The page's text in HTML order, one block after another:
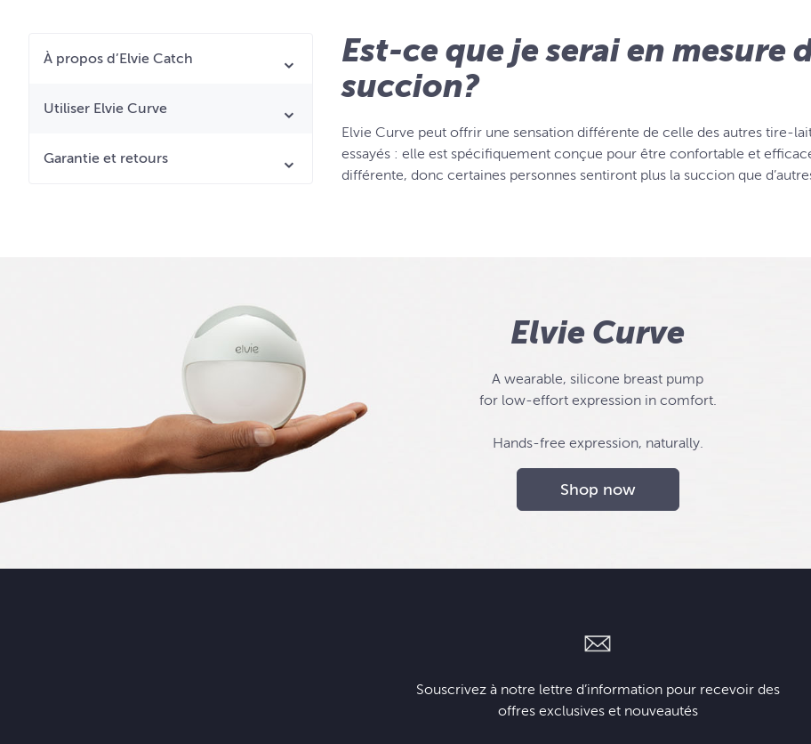
À propos d’Elvie Catch
Utiliser Elvie Curve
Garantie et retours
Est-ce que je serai en mesure
succion?
Elvie Curve peut offrir une sensation différente de celle des autres tire-
essayés : elle est spécifiquement conçue pour être confortable et
différente, donc certaines personnes sentiront plus la succion que
Elvie Curve
A wearable, silicone breast pump
for low-effort expression in comfort.
Hands-free expression, naturally.
Shop now
Souscrivez à notre lettre d’information pour recevoir des
offres exclusives et nouveautés